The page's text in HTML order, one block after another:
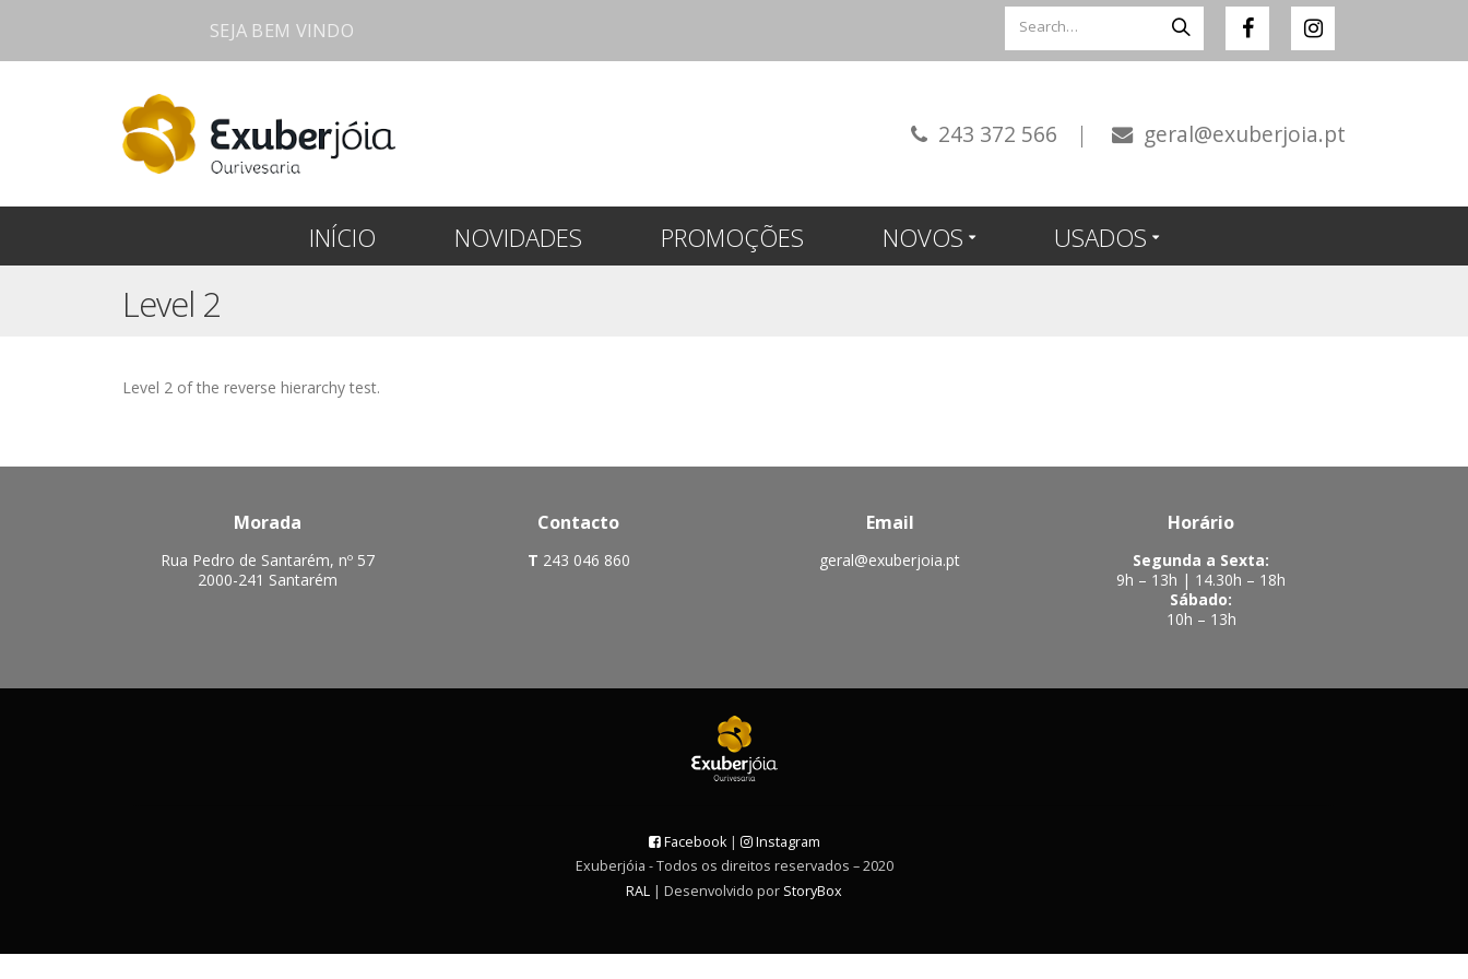
SEJA BEM VINDO
243 372 566 | geral@exuberjoia.pt
INÍCIO NOVIDADES PROMOÇÕES NOVOS USADOS
Level 2
Level 2 of the reverse hierarchy test.
Morada
Rua Pedro de Santarém, nº 57
2000-241 Santarém
Contacto
T 243 046 860
Email
geral@exuberjoia.pt
Horário
Segunda a Sexta:
9h – 13h | 14.30h – 18h
Sábado:
10h – 13h
Facebook|
Instagram
Exuberjóia - Todos os direitos reservados – 2020
RAL | Desenvolvido por StoryBox